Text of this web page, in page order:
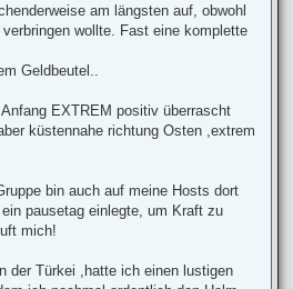
am längsten auf, obwohl
wollte. Fast eine komplette
Geldbeutel..
EXTREM positiv überrascht
küstennahe richtung Osten ,extrem
bin auch auf meine Hosts dort
pausetag einlegte, um Kraft zu
mich!
der Türkei ,hatte ich einen lustigen